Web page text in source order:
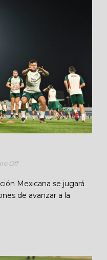
Off
Mexicana se jugará
de avanzar a la